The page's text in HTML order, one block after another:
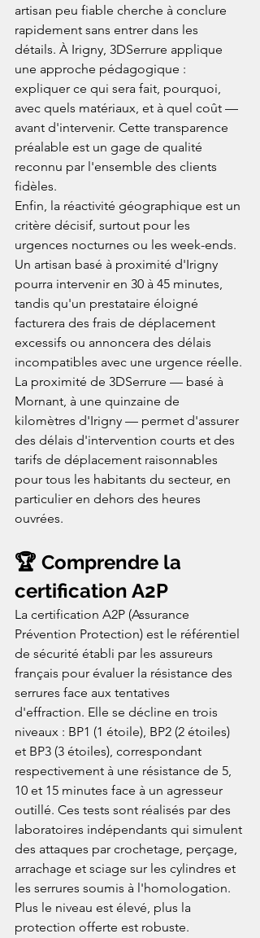
artisan peu fiable cherche à conclure
rapidement sans entrer dans les
détails. À Irigny, 3DSerrure applique
une approche pédagogique :
expliquer ce qui sera fait, pourquoi,
avec quels matériaux, et à quel coût —
avant d'intervenir. Cette transparence
préalable est un gage de qualité
reconnu par l'ensemble des clients
fidèles.
Enfin, la réactivité géographique est un
critère décisif, surtout pour les
urgences nocturnes ou les week-ends.
Un artisan basé à proximité d'Irigny
pourra intervenir en 30 à 45 minutes,
tandis qu'un prestataire éloigné
facturera des frais de déplacement
excessifs ou annoncera des délais
incompatibles avec une urgence réelle.
La proximité de 3DSerrure — basé à
Mornant, à une quinzaine de
kilomètres d'Irigny — permet d'assurer
des délais d'intervention courts et des
tarifs de déplacement raisonnables
pour tous les habitants du secteur, en
particulier en dehors des heures
ouvrées.
🏆 Comprendre la
certification A2P
La certification A2P (Assurance
Prévention Protection) est le référentiel
de sécurité établi par les assureurs
français pour évaluer la résistance des
serrures face aux tentatives
d'effraction. Elle se décline en trois
niveaux : BP1 (1 étoile), BP2 (2 étoiles)
et BP3 (3 étoiles), correspondant
respectivement à une résistance de 5,
10 et 15 minutes face à un agresseur
outillé. Ces tests sont réalisés par des
laboratoires indépendants qui simulent
des attaques par crochetage, perçage,
arrachage et sciage sur les cylindres et
les serrures soumis à l'homologation.
Plus le niveau est élevé, plus la
protection offerte est robuste.